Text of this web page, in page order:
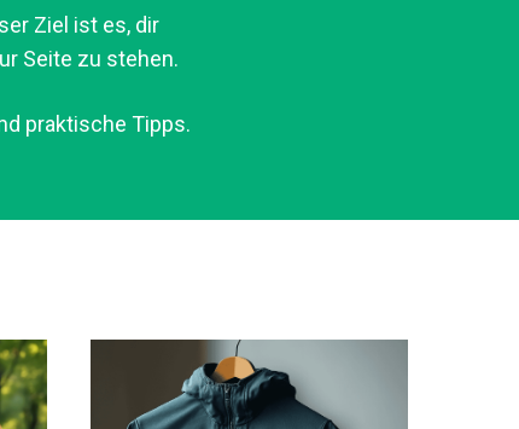
Ziel ist es, dir
Seite zu stehen.
praktische Tipps.